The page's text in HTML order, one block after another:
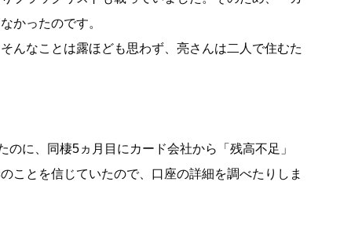
かったのです。
んなことは露ほども思わず、亮さんは二人で住むた
に、同棲5ヵ月目にカード会社から「残高不足」
ことを信じていたので、口座の詳細を調べたりしま